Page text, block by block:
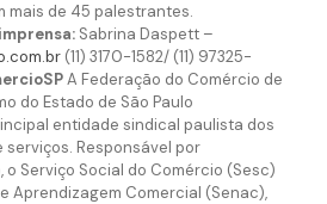
mais de 45 palestrantes.
Sabrina Daspett –
(11) 3170-1582/ (11) 97325-
A Federação do Comércio de
do Estado de São Paulo
entidade sindical paulista dos
Responsável por
o Serviço Social do Comércio (Sesc)
Aprendizagem Comercial (Senac),